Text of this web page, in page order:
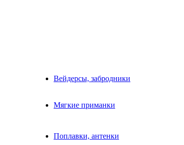
Вейдерсы, забродники
Мягкие приманки
Поплавки, антенки